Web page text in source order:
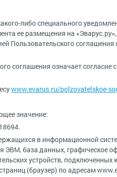
либо специального
ее размещения на
Пользовательского соглашения
соглашения означает согласие
www.evarus.ru/polzovatelskoe-
значение:
в информационной
ЭВМ, база данных, графическое
устройств, подключенных
(браузер) по адресам